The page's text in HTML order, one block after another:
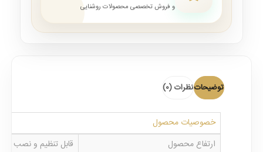
و فروش تخصصی محصولات روشنایی
توضیحاتنظرات (0)
خصوصیات محصول
ارتفاع محصول
قابل تنظیم و نصب از ارتفاع 50 الی